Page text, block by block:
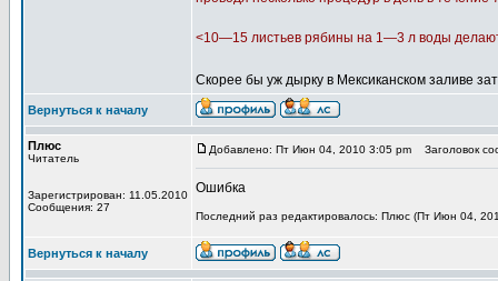
<10—15 листьев рябины на 1—3 л воды
Скорее бы уж дырку в Мексиканском заливе
Вернуться к началу
Плюс
Читатель
Зарегистрирован: 11.05.2010
Сообщения: 27
Добавлено: Пт Июн 04, 2010 3:05 pm Заголовок
Ошибка
Последний раз редактировалось: Плюс (Пт Июн 04,
Вернуться к началу